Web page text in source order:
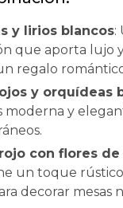
y lirios blancos:
que aporta lujo
regalo
y orquídeas
moderna y
con flores
un toque
decorar mesas